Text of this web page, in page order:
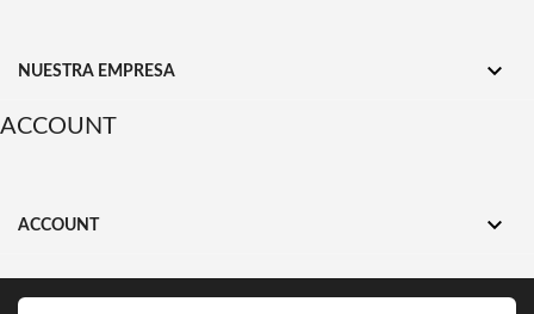
NUESTRA EMPRESA 
ACCOUNT
ACCOUNT 